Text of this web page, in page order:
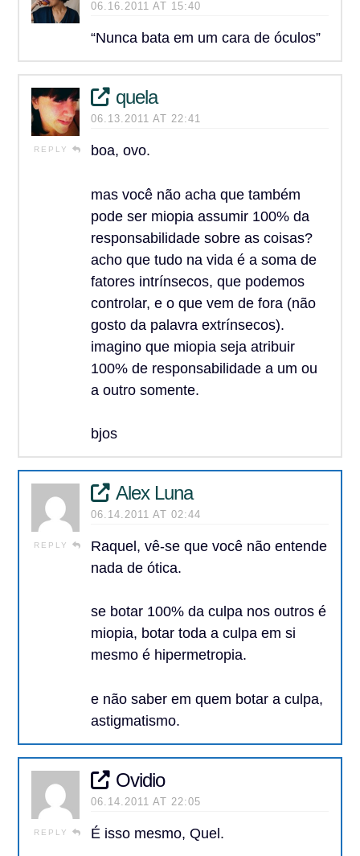
06.16.2011 AT 15:40
“Nunca bata em um cara de óculos”
REPLY
quela
06.13.2011 AT 22:41
boa, ovo.
mas você não acha que também
pode ser miopia assumir 100% da
responsabilidade sobre as coisas?
acho que tudo na vida é a soma de
fatores intrínsecos, que podemos
controlar, e o que vem de fora (não
gosto da palavra extrínsecos).
imagino que miopia seja atribuir
100% de responsabilidade a um ou
a outro somente.
bjos
REPLY
Alex Luna
06.14.2011 AT 02:44
Raquel, vê-se que você não entende
nada de ótica.
se botar 100% da culpa nos outros é
miopia, botar toda a culpa em si
mesmo é hipermetropia.
e não saber em quem botar a culpa,
astigmatismo.
REPLY
Ovidio
06.14.2011 AT 22:05
É isso mesmo, Quel.